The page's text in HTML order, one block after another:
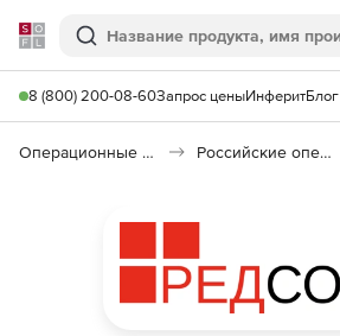
Softline
Поиск
8 (800) 200-08-60Запрос ценыИнферитБлог
Операционные системы Российские операционные системы (Импортозамещение)